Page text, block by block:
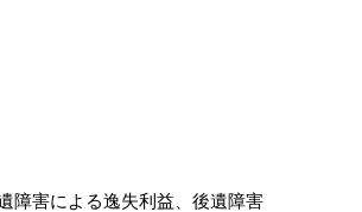
障害による逸失利益、後遺障害